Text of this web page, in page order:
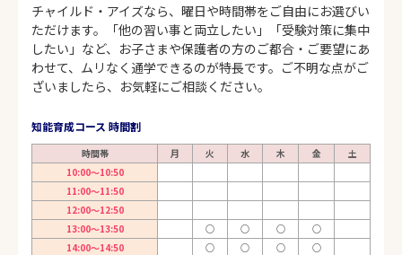
チャイルド・アイズなら、曜日や時間帯をご自由にお選びい
ただけます。「他の習い事と両立したい」「受験対策に集中
したい」など、お子さまや保護者の方のご都合・ご要望にあ
わせて、ムリなく通学できるのが特長です。ご不明な点がご
ざいましたら、お気軽にご相談ください。
知能育成コース 時間割
時間帯 月 火 水 木 金
土
10:00～10:50
11:00～11:50
12:00～12:50
13:00～13:50
○ ○ ○
○
14:00～14:50
○ ○ ○
○